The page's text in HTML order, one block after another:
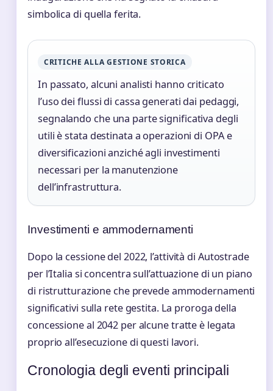
simbolica di quella ferita.
CRITICHE ALLA GESTIONE STORICA
In passato, alcuni analisti hanno criticato
l’uso dei flussi di cassa generati dai pedaggi,
segnalando che una parte significativa degli
utili è stata destinata a operazioni di OPA e
diversificazioni anziché agli investimenti
necessari per la manutenzione
dell’infrastruttura.
Investimenti e ammodernamenti
Dopo la cessione del 2022, l’attività di Autostrade
per l’Italia si concentra sull’attuazione di un piano
di ristrutturazione che prevede ammodernamenti
significativi sulla rete gestita. La proroga della
concessione al 2042 per alcune tratte è legata
proprio all’esecuzione di questi lavori.
Cronologia degli eventi principali